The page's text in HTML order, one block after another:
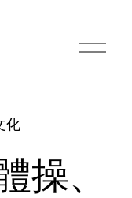
O
p
操、
化